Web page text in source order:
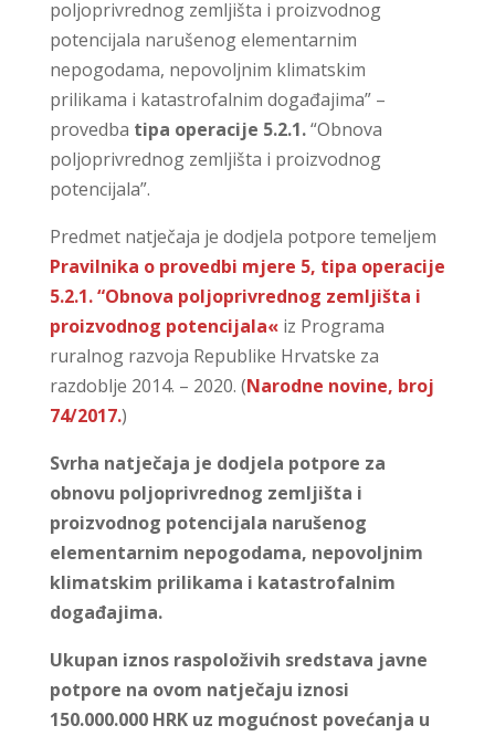
poljoprivrednog zemljišta i proizvodnog
potencijala narušenog elementarnim
nepogodama, nepovoljnim klimatskim
prilikama i katastrofalnim događajima” –
provedba tipa operacije 5.2.1.“Obnova
poljoprivrednog zemljišta i proizvodnog
potencijala”.
Predmet natječaja je dodjela potpore temeljem
Pravilnika o provedbi mjere 5, tipa operacije
5.2.1. “Obnova poljoprivrednog zemljišta i
proizvodnog potencijala« iz Programa
ruralnog razvoja Republike Hrvatske za
razdoblje 2014. – 2020. (Narodne novine, broj
74/2017.)
Svrha natječaja je dodjela potpore za
obnovu poljoprivrednog zemljišta i
proizvodnog potencijala narušenog
elementarnim nepogodama, nepovoljnim
klimatskim prilikama i katastrofalnim
događajima.
Ukupan iznos raspoloživih sredstava javne
potpore na ovom natječaju iznosi
150.000.000 HRK uz mogućnost povećanja u